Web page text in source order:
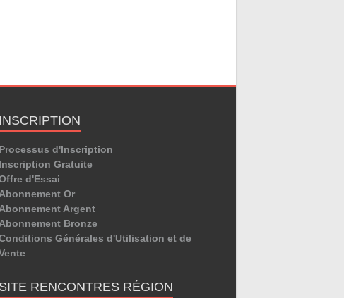
INSCRIPTION
Processus d'Inscription
Inscription Gratuite
d'Essai
Abonnement Or
Abonnement Argent
Abonnement Bronze
Générales d'Utilisation et de
SITE RENCONTRES RÉGION